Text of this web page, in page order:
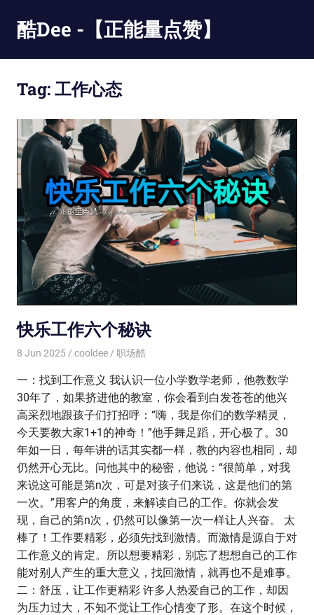
content
酷Dee -【正能量点赞】
最
更
酷
Tag:工作心态
快乐工作六个秘诀
8 Jun 2025 cooldee 职场酷
一：找到工作意义 我认识一位小学数学老师，他教数学
30年了，如果挤进他的教室，你会看到白发苍苍的他兴
高采烈地跟孩子们打招呼：‌‌“嗨，我是你们的数学精灵，
今天要教大家1+1的神奇！‌‌”他手舞足蹈，开心极了。30
年如一日，每年讲的话其实都一样，教的内容也相同，却
仍然开心无比。问他其中的秘密，他说：‌‌“很简单，对我
来说这可能是第n次，可是对孩子们来说，这是他们的第
一次。‌‌”用客户的角度，来解读自己的工作。你就会发
现，自己的第n次，仍然可以像第一次一样让人兴奋。 太
棒了！工作要精彩，必须先找到激情。而激情是源自于对
工作意义的肯定。所以想要精彩，别忘了想想自己的工作
能对别人产生的重大意义，找回激情，就再也不是难事。
二：舒压，让工作更精彩 许多人热爱自己的工作，却因
为压力过大，不知不觉让工作心情变了形。在这个时候，